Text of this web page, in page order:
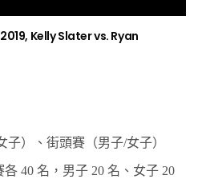
Kelly Slater vs. Ryan
）、街頭賽（男子/女子）
40 名，男子 20 名、女子 20